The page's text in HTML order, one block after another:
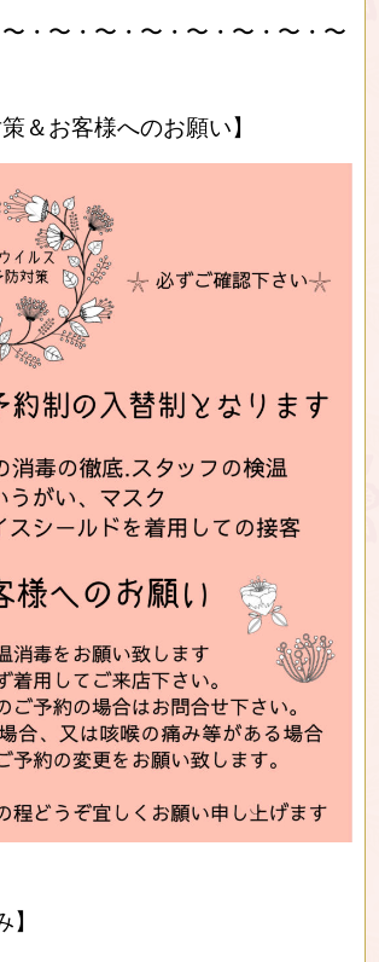
・〜・〜・〜・〜・〜・〜・〜
＆お客様へのお願い】
】